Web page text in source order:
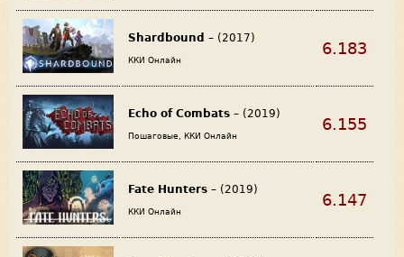
Shardbound – (2017)
ККИ Онлайн
6.183
Echo of Combats – (2019)
Пошаговые, ККИ Онлайн
6.155
Fate Hunters – (2019)
ККИ Онлайн
6.147